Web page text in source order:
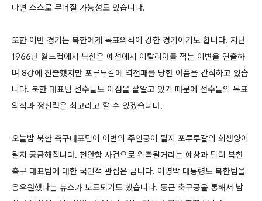
다면 스스로 무너질 가능성도 있습니다.
또한 이번 경기는 북한에게 목표의식이 강한 경기이기도 합니다. 지난
1966년 월드컵에서 북한은 예선에서 이탈리아를 꺽는 이변을 연출하
며 8강에 진출했지만 포루투갈에 역전패를 당한 아픔을 간직하고 있습
니다. 북한 대표팀 선수들도 이점을 잘알고 있기 때문에 선수들의 목표
의식과 정신력은 최고라고 할 수 있겠습니다.
오늘밤 북한 축구대표팀이 이변의 주인공이 될지 포루투갈의 희생양이
될지 궁금해집니다. 천안함 사건으로 위축될거라는 예상과 달리 북한
축구 대표팀에 대한 국민적 관심은 큽니다. 이명박 대통령도 북한팀을
응우원했다는 뉴스가 보도되기도 했습니다. 둥근 축구공을 통해서 남